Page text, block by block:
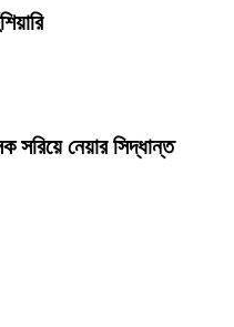
সরিয়ে নেয়ার সিদ্ধান্ত